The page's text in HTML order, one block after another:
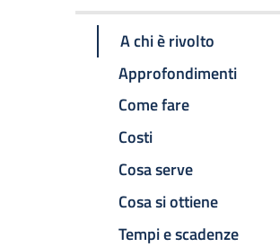
A chi è rivolto
Approfondimenti
Come fare
Costi
Cosa serve
Cosa si ottiene
Tempi e scadenze